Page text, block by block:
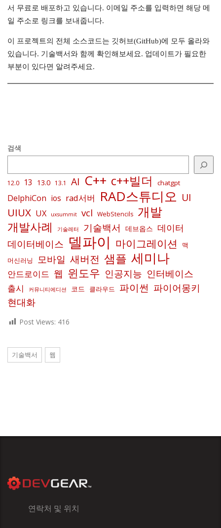
서 무료로 배포하고 있습니다. 이메일 주소를 입력하면 해당 메
일 주소로 링크를 보내줍니다.
이 프로젝트의 전체 소스코드는 깃허브(GitHub)에 모두 올라와
있습니다. 기술백서와 함께 확인해보세요. 업데이트가 필요한
부분이 있다면 알려주세요.
검색
12.0 13 13.0 13.1 AI C++ c++빌더 chatgpt
DelphiCon ios rad서버 RAD스튜디오 UI
UIUX UX uxsummit vcl WebStencils 개발
개발사례 기술레터 기술백서 데브옵스 데이터
데이터베이스 델파이 마이그레이션
맥
머신러닝
모바일 새버전 샘플 세미나
안드로이드 웹 윈도우 인공지능 인터베이스
출시 커뮤니티에디션 코드 클라우드 파이썬 파이어몽키
현대화
Post Views: 416
기술백서 웹
연락처 및 위치